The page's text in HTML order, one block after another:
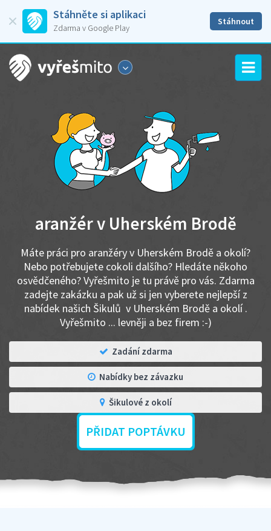
Stáhněte si aplikaci
Zdarma v Google Play
Stáhnout
aranžér v Uherském Brodě
Máte práci pro aranžéry v Uherském Brodě a okolí?
Nebo potřebujete cokoli dalšího? Hledáte někoho
osvědčeného? Vyřešmito je tu právě pro vás. Zdarma
zadejte zakázku a pak už si jen vyberete nejlepší z
nabídek našich Šikulů v Uherském Brodě a okolí .
Vyřešmito ... levněji a bez firem :-)
Zadání zdarma
Nabídky bez závazku
Šikulové z okolí
PŘIDAT POPTÁVKU